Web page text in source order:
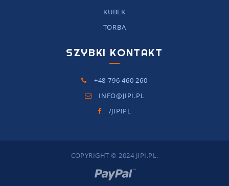
KUBEK
TORBA
SZYBKI KONTAKT
+48 796 460 260
INFO@JIPI.PL
/JIPIPL
COPYRIGHT © 2024 JIPI.PL.